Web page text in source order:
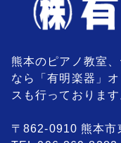
熊本のピアノ教室
なら「有明楽器」
スも行っております
〒862-0910 熊本市